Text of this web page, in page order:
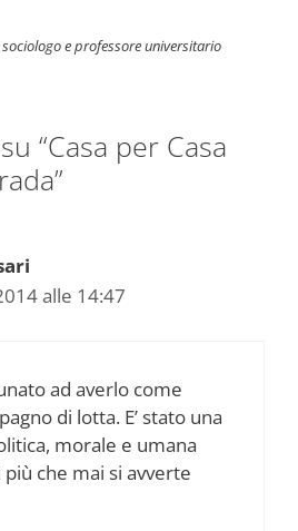
sociologo e professore universitario
“Casa per Casa
alle 14:47
ad averlo come
di lotta. E’ stato una
morale e umana
che mai si avverte